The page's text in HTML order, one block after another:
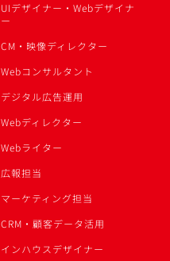
UIデザイナー・Webデザイナ
ー
CM・映像ディレクター
Webコンサルタント
デジタル広告運用
Webディレクター
Webライター
広報担当
マーケティング担当
CRM・顧客データ活用
インハウスデザイナー